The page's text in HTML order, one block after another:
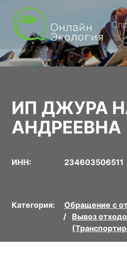
ИП ДЖУРА
АНДРЕЕВНА
ИНН: 234603506511
Категория:
Обращение с
Вывоз